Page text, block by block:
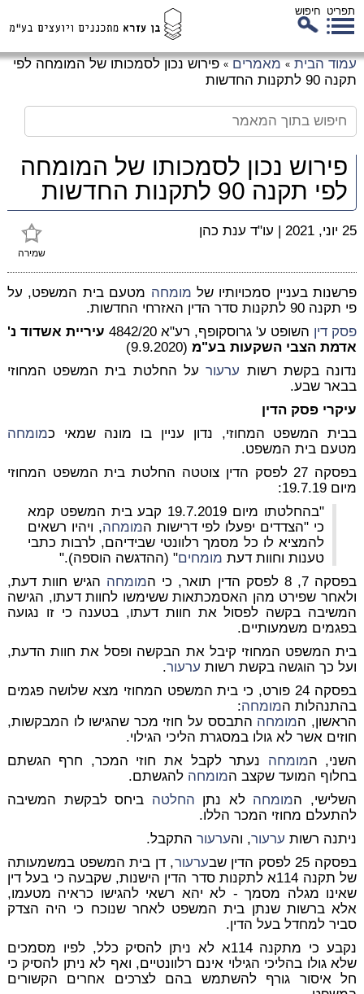
תפריט חיפוש
עמוד הבית » מאמרים » פירוש נכון לסמכותו של המומחה לפי
תקנה 90 לתקנות החדשות
פירוש נכון לסמכותו של המומחה
לפי תקנה 90 לתקנות החדשות
שמירה
25 יוני, 2021 | עו"ד ענת כהן
פרשנות בעניין סמכויותיו של מומחה מטעם בית המשפט, על
פי תקנה 90 לתקנות סדר הדין האזרחי החדשות.
פסק דין השופט ע' גרוסקופף, רע"א 4842/20
עיריית אשדוד נ'
אדמת הצבי השקעות בע"מ(9.9.2020)
נדונה בקשת רשות ערעורעל החלטת בית המשפט המחוזי
בבאר שבע.
עיקרי פסק הדין
בבית המשפט המחוזי, נדון עניין בו מונה שמאי כמומחה
מטעם בית המשפט.
בפסקה 27 לפסק הדין צוטטה החלטת בית המשפט המחוזי
מיום 19.7.19:
"בהחלטתו מיום 19.7.2019 קבע בית המשפט קמא
כי "הצדדים יפעלו לפי דרישות המומחה, ויהיו רשאים
להמציא לו כל מסמך רלוונטי שבידיהם, לרבות כתבי
טענות וחוות דעת מומחים" (ההדגשה הוספה)."
בפסקה 7, 8 לפסק הדין תואר, כי ה
מומחה הגיש חוות דעת,
ולאחר שפירט מהן האסמכתאות ששימשו לחוות דעתו, הגישה
המשיבה בקשה לפסול את חוות דעתו, בטענה כי זו נגועה
בפגמים משמעותיים.
בית המשפט המחוזי קיבל את הבקשה ופסל את חוות הדעת,
ועל כך הוגשה בקשת רשות ערעור.
בפסקה 24 פורט, כי בית המשפט המחוזי מצא שלושה פגמים
בהתנהלות המומחה:
הראשון, המומחה התבסס על חוזי מכר שהגישו לו המבקשות,
חוזים אשר לא גולו במסגרת הליכי הגילוי.
השני, המומחה נעתר לקבל את חוזי המכר, חרף הגשתם
בחלוף המועד שקצב המומחה להגשתם.
השלישי, המומחה לא נתן החלטה ביחס לבקשת המשיבה
להתעלם מחוזי המכר הללו.
ניתנה רשות ערעור, והערעורהתקבל.
בפסקה 25 לפסק הדין שב
ערעור, דן בית המשפט במשמעותה
של תקנה 114א לתקנות סדר הדין הישנות, שקבעה כי בעל דין
שאינו מגלה מסמך - לא יהא רשאי להגישו כראיה מטעמו,
אלא ברשות שנתן בית המשפט לאחר שנוכח כי היה הצדק
סביר למחדל בעל הדין.
נקבע כי מתקנה 114א לא ניתן להסיק כלל, לפיו מסמכים
שלא גולו בהליכי הגילוי אינם רלוונטיים, ואף לא ניתן להסיק כי
חל איסור גורף להשתמש בהם לצרכים אחרים הקשורים